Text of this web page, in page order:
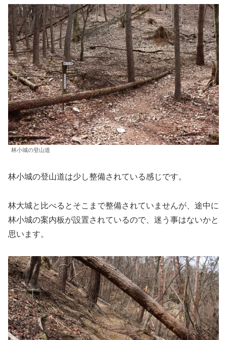
林小城の登山道
林小城の登山道は少し整備されている感じです。
林大城と比べるとそこまで整備されていませんが、途中に
林小城の案内板が設置されているので、迷う事はないかと
思います。